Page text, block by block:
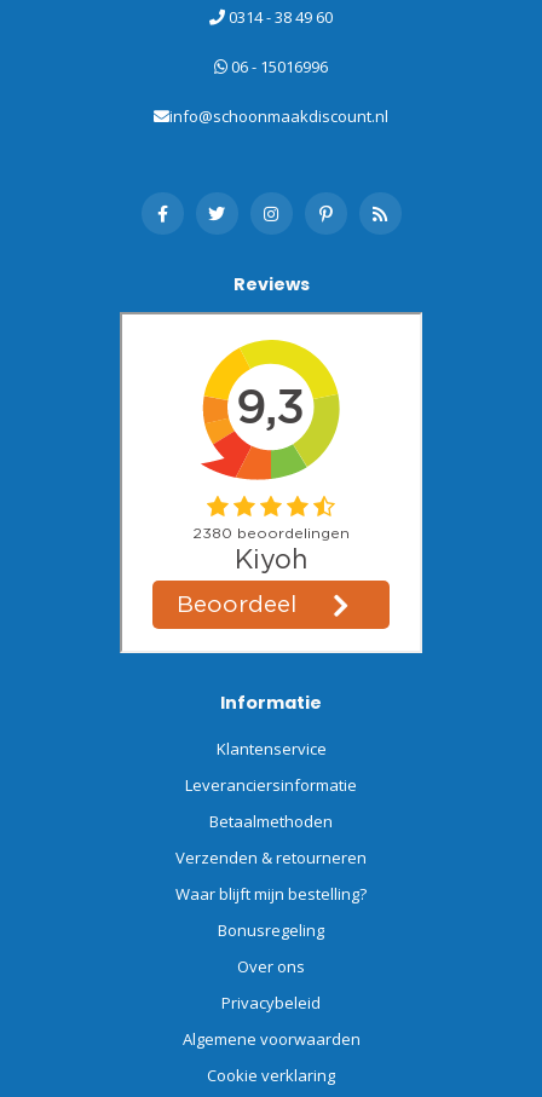
0314 - 38 49 60
06 - 15016996
info@schoonmaakdiscount.nl
Reviews
Informatie
Klantenservice
Leveranciersinformatie
Betaalmethoden
Verzenden & retourneren
Waar blijft mijn bestelling?
Bonusregeling
Over ons
Privacybeleid
Algemene voorwaarden
Cookie verklaring